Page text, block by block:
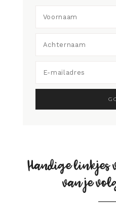
Handige linkjes
van je